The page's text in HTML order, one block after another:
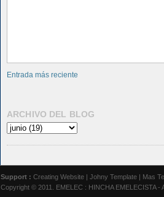
Entrada más reciente
ARCHIVO DEL BLOG
Support : Creating Website Johny Template
Mas
Copyright © 2011. EMELEC : HINCHA EMELECISTA-